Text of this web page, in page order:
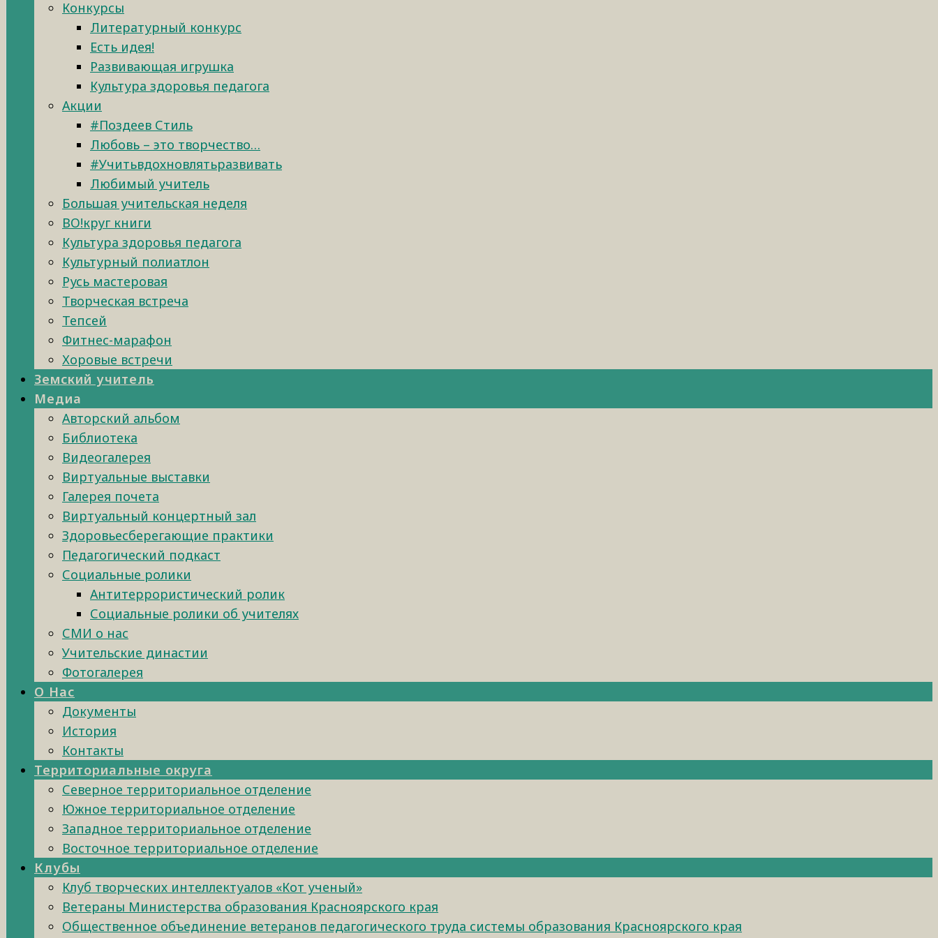
Конкурсы
Литературный конкурс
Есть идея!
Развивающая игрушка
Культура здоровья педагога
Акции
#Поздеев Стиль
Любовь – это творчество…
#Учитьвдохновлятьразвивать
Любимый учитель
Большая учительская неделя
ВО!круг книги
Культура здоровья педагога
Культурный полиатлон
Русь мастеровая
Творческая встреча
Тепсей
Фитнес-марафон
Хоровые встречи
Земский учитель
Медиа
Авторский альбом
Библиотека
Видеогалерея
Виртуальные выставки
Галерея почета
Виртуальный концертный зал
Здоровьесберегающие практики
Педагогический подкаст
Социальные ролики
Антитеррористический ролик
Социальные ролики об учителях
СМИ о нас
Учительские династии
Фотогалерея
О Нас
Документы
История
Контакты
Территориальные округа
Северное территориальное отделение
Южное территориальное отделение
Западное территориальное отделение
Восточное территориальное отделение
Клубы
Клуб творческих интеллектуалов «Кот ученый»
Ветераны Министерства образования Красноярского края
Общественное объединение ветеранов педагогического труда системы образования Красноярского края